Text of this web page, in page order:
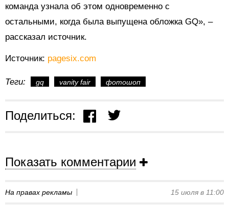
команда узнала об этом одновременно с
остальными, когда была выпущена обложка GQ», –
рассказал источник.
Источник: pagesix.com
Теги: gq vanity fair фотошоп
Поделиться:
Показать комментарии
На правах рекламы 15 июля в 11:00